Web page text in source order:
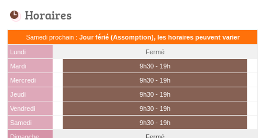
Horaires
Samedi prochain : Jour férié (Assomption), les horaires peuvent varier
Lundi
Fermé
Mardi
9h30 - 19h
Mercredi
9h30 - 19h
Jeudi
9h30 - 19h
Vendredi
9h30 - 19h
Samedi
9h30 - 19h